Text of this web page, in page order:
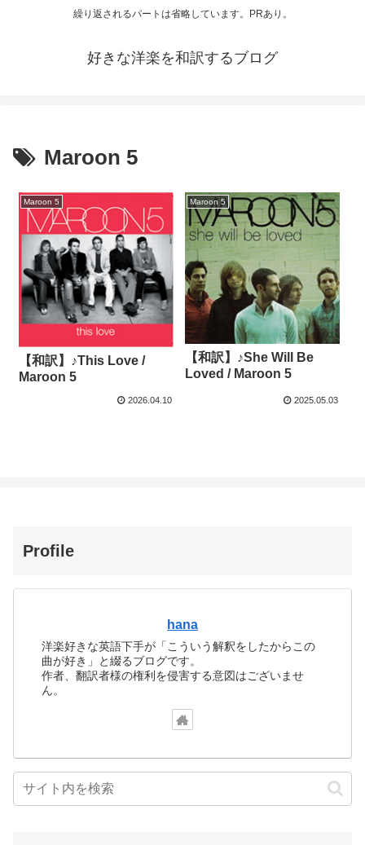
繰り返されるパートは省略しています。PRあり。
好きな洋楽を和訳するブログ
Maroon 5
Maroon 5
【和訳】♪This Love /
Maroon 5
2026.04.10
Maroon 5
【和訳】♪She Will Be
Loved / Maroon 5
2025.05.03
Profile
hana
洋楽好きな英語下手が「こういう解釈をしたからこの
曲が好き」と綴るブログです。
作者、翻訳者様の権利を侵害する意図はございませ
ん。